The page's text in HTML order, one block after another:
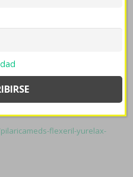
y debutando
esomeprazol
flexeril-yurelax-